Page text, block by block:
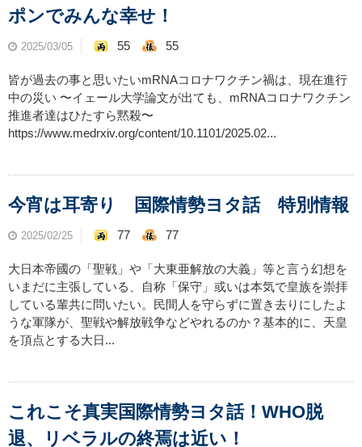
ポンでみんな幸せ！
2025/03/05 55 55
皆が過去の事と思いたいmRNAコロナワクチン禍は、現在進行
中の災い 〜イェール大学論文が出ても、mRNAコロナワクチン
推進者達はひたすら黙殺〜
https://www.medrxiv.org/content/10.1101/2025.02...
今宵は耳寄り 国際情勢ヨタ話 特別情報
2025/02/25 77 77
大日本帝國の「聖戦」や「大東亜解放の大義」等と言う幻想を
いまだに主張している、自称「保守」或いは本気で皇族を崇拝
している輩共に問いたい。民間人を守らずに置き去りにしたよ
うな軍隊が、聖戦や解放戦争などやれるのか？基本的に、天皇
を頂点とする大日...
これこそ真実国際情勢ヨタ話！WHO脱
退、リベラルの終焉は近い！